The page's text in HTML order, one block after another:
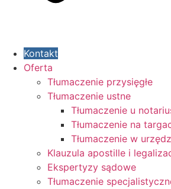
Kontakt
Oferta
Tłumaczenie przysięgłe
Tłumaczenie ustne
Tłumaczenie u
Tłumaczenie na
Tłumaczenie w
Klauzula apostille i
Ekspertyzy sądowe
Tłumaczenie